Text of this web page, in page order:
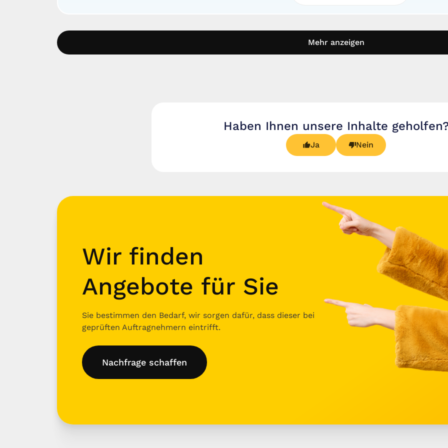
Mehr anzeigen
Haben Ihnen unsere Inhalte
Ja Nein
Wir finden
Angebote für Sie
Sie bestimmen den Bedarf, wir sorgen dafür, dass dieser bei
geprüften Auftragnehmern eintrifft.
Nachfrage schaffen